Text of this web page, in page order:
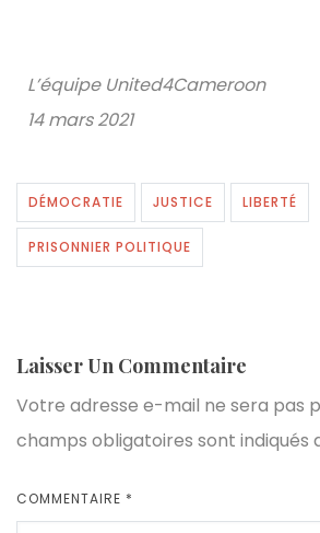
L’équipe United4Cameroon
14 mars 2021
DÉMOCRATIE JUSTICE LIBERTÉ
PRISONNIER POLITIQUE
Laisser Un Commentaire
Votre adresse e-mail ne sera pas
champs obligatoires sont indiqués
COMMENTAIRE *